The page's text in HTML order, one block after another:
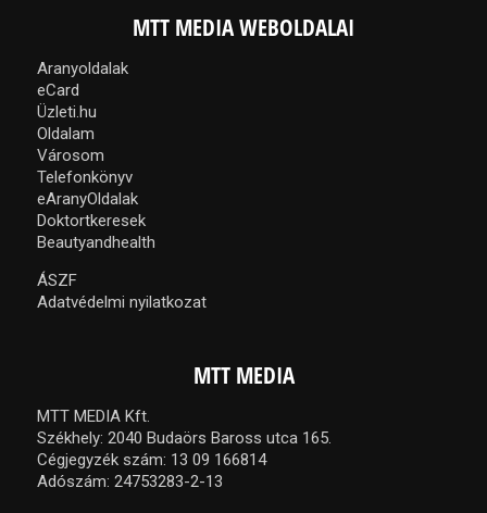
MTT MEDIA WEBOLDALAI
Aranyoldalak
eCard
Üzleti.hu
Oldalam
Városom
Telefonkönyv
eAranyOldalak
Doktortkeresek
Beautyandhealth
ÁSZF
Adatvédelmi nyilatkozat
MTT MEDIA
MTT MEDIA Kft.
Székhely: 2040 Budaörs Baross utca 165.
Cégjegyzék szám: 13 09 166814
Adószám: 24753283-2-13